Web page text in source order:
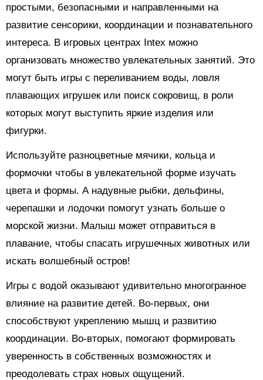
простыми, безопасными и направленными на
развитие сенсорики, координации и познавательного
интереса. В игровых центрах Intex можно
организовать множество увлекательных занятий. Это
могут быть игры с переливанием воды, ловля
плавающих игрушек или поиск сокровищ, в роли
которых могут выступить яркие изделия или
фигурки.
Используйте разноцветные мячики, кольца и
формочки чтобы в увлекательной форме изучать
цвета и формы. А надувные рыбки, дельфины,
черепашки и лодочки помогут узнать больше о
морской жизни. Малыш может отправиться в
плавание, чтобы спасать игрушечных животных или
искать волшебный остров!
Игры с водой оказывают удивительно многогранное
влияние на развитие детей. Во-первых, они
способствуют укреплению мышц и развитию
координации. Во-вторых, помогают формировать
уверенность в собственных возможностях и
преодолевать страх новых ощущений.